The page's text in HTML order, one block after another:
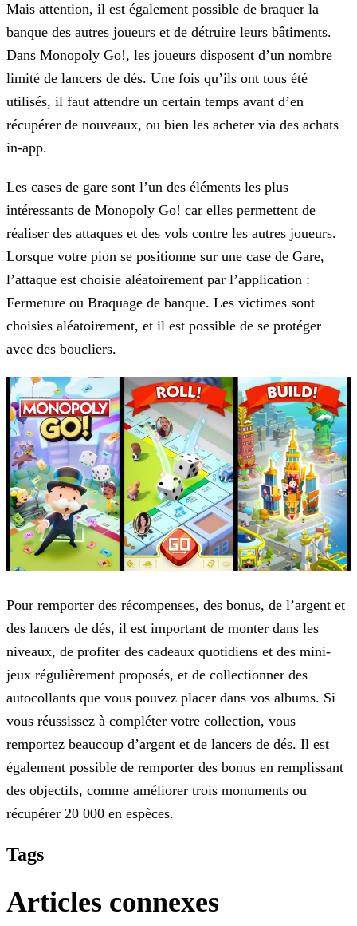
Mais attention, il est également possible de braquer la
banque des autres joueurs et de détruire leurs bâtiments.
Dans Monopoly Go!, les joueurs disposent d’un nombre
limité de lancers de dés. Une fois qu’ils ont tous été
utilisés, il faut attendre un certain temps avant d’en
récupérer de nouveaux, ou bien les acheter via des achats
in-app.
Les cases de gare sont l’un des éléments les plus
intéressants de Monopoly Go! car elles permettent de
réaliser des attaques et des vols contre les autres joueurs.
Lorsque votre pion se positionne sur une case de Gare,
l’attaque est choisie aléatoirement par l’application :
Fermeture ou Braquage de banque. Les victimes sont
choisies aléatoirement, et il est possible de se protéger
avec des boucliers.
Pour remporter des récompenses, des bonus, de l’argent et
des lancers de dés, il est important de monter dans les
niveaux, de profiter des cadeaux quotidiens et des mini-
jeux régulièrement proposés, et de collectionner des
autocollants que vous pouvez placer dans vos albums. Si
vous réussissez à compléter votre collection, vous
remportez beaucoup d’argent et de lancers de dés. Il est
également possible de remporter des bonus en remplissant
des objectifs, comme améliorer trois monuments ou
récupérer 20 000 en espèces.
Tags
Articles connexes